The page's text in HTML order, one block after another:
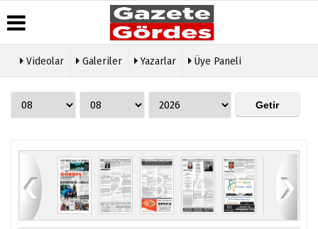
Haber
Arşivi
Arşivi
Günün
Haberleri
Gazete
Anketler
Biyografiler
Yazarları
Video
Foto
Galeri
Etkinlikler
İletişim
Gizlilik
İlkeleri
Videolar Galeriler Yazarlar Üye Paneli
8 1 2 3 4 5 6